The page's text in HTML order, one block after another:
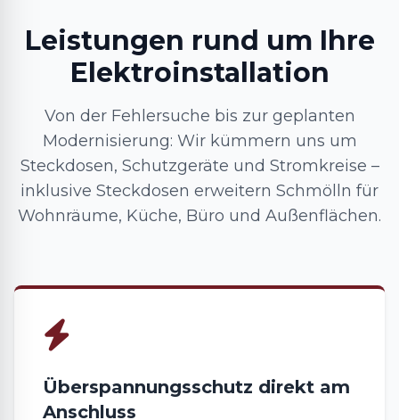
Leistungen rund um Ihre
Elektroinstallation
Von der Fehlersuche bis zur geplanten
Modernisierung: Wir kümmern uns um
Steckdosen, Schutzgeräte und Stromkreise –
inklusive Steckdosen erweitern Schmölln für
Wohnräume, Küche, Büro und Außenflächen.
Überspannungsschutz direkt am
Anschluss